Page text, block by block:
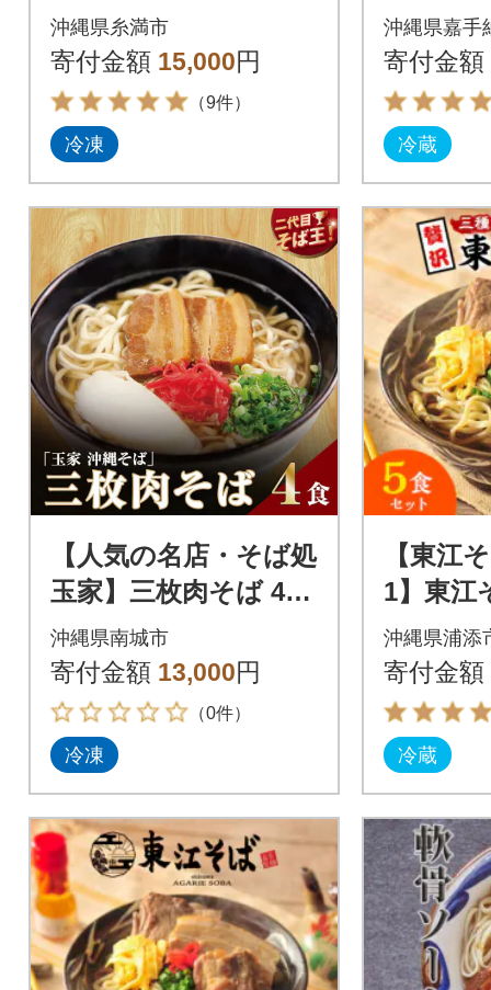
沖縄県糸満市
寄付金額 15,000円
（9件）
冷凍
ぼこ5食
ば)
沖縄県嘉手
寄付金額
冷蔵
【人気の名店・そば処
玉家】三枚肉そば 4人
前(沖縄そば/南城市)
沖縄県南城市
寄付金額 13,000円
（0件）
冷凍
【東江
1】東
ット
沖縄県浦添
寄付金額
冷蔵